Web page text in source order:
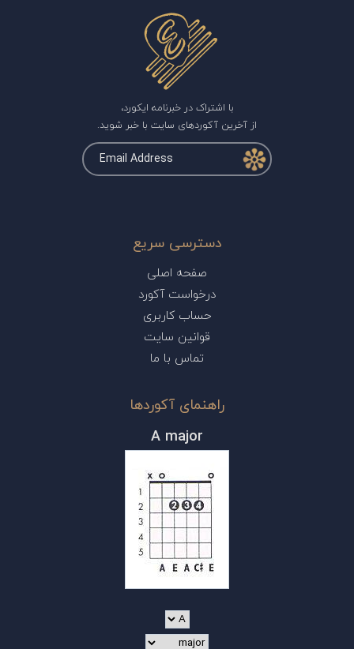
با اشتراک در خبرنامه ایکورد،
از آخرین آکوردهای سایت با خبر شوید.
دسترسی سریع
صفحه اصلی
درخواست آکورد
حساب کاربری
قوانین سایت
تماس با ما
راهنمای آکوردها
A major